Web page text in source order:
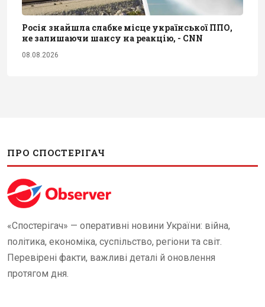
Росія знайшла слабке місце української ППО,
не залишаючи шансу на реакцію, - CNN
08.08.2026
ПРО СПОСТЕРІГАЧ
«Спостерігач» — оперативні новини України: війна,
політика, економіка, суспільство, регіони та світ.
Перевірені факти, важливі деталі й оновлення
протягом дня.